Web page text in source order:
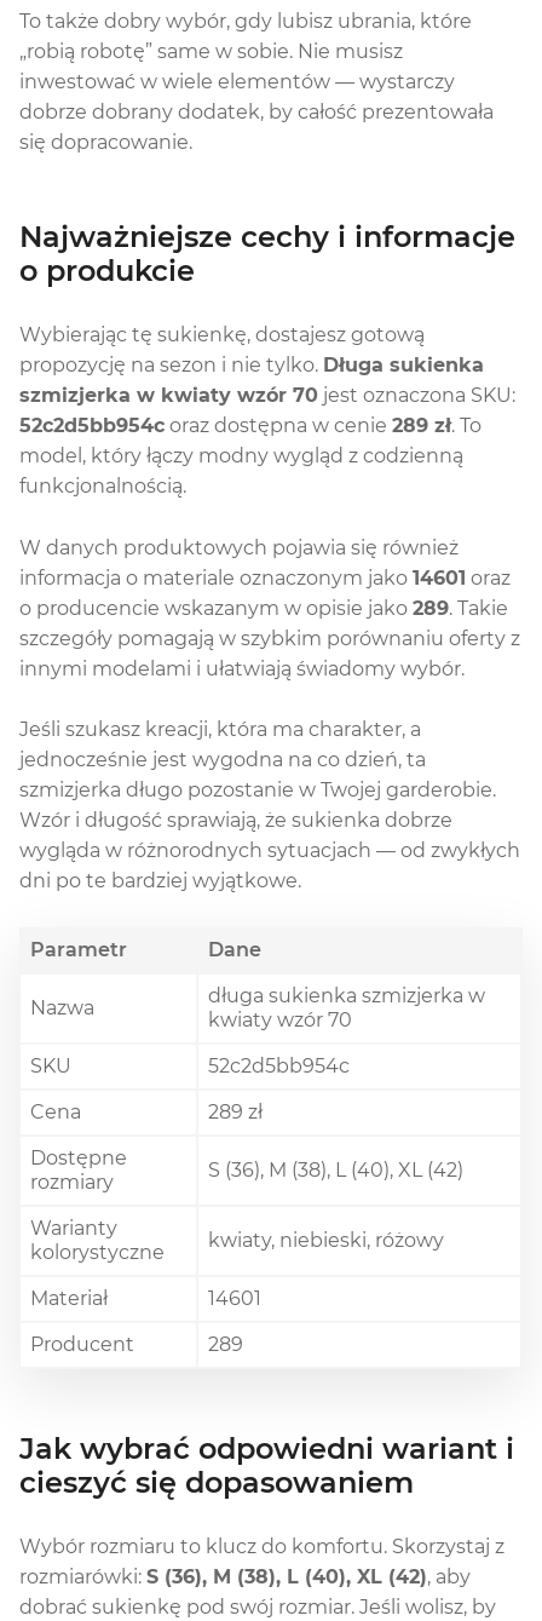
To także dobry wybór, gdy lubisz ubrania, które
„robią robotę” same w sobie. Nie musisz
inwestować w wiele elementów — wystarczy
dobrze dobrany dodatek, by całość prezentowała
się dopracowanie.
Najważniejsze cechy i informacje
o produkcie
Wybierając tę sukienkę, dostajesz gotową
propozycję na sezon i nie tylko. Długa sukienka
szmizjerka w kwiaty wzór 70 jest oznaczona SKU:
52c2d5bb954c oraz dostępna w cenie 289 zł. To
model, który łączy modny wygląd z codzienną
funkcjonalnością.
W danych produktowych pojawia się również
informacja o materiale oznaczonym jako 14601 oraz
o producencie wskazanym w opisie jako 289. Takie
szczegóły pomagają w szybkim porównaniu oferty z
innymi modelami i ułatwiają świadomy wybór.
Jeśli szukasz kreacji, która ma charakter, a
jednocześnie jest wygodna na co dzień, ta
szmizjerka długo pozostanie w Twojej garderobie.
Wzór i długość sprawiają, że sukienka dobrze
wygląda w różnorodnych sytuacjach — od zwykłych
dni po te bardziej wyjątkowe.
Parametr Dane
Nazwa
długa sukienka szmizjerka w
kwiaty wzór 70
SKU
52c2d5bb954c
Cena
289 zł
Dostępne
rozmiary
S (36), M (38), L (40), XL (42)
Warianty
kolorystyczne
kwiaty, niebieski, różowy
Materiał
14601
Producent
289
Jak wybrać odpowiedni wariant i
cieszyć się dopasowaniem
Wybór rozmiaru to klucz do komfortu. Skorzystaj z
rozmiarówki: S (36), M (38), L (40), XL (42), aby
dobrać sukienkę pod swój rozmiar. Jeśli wolisz, by